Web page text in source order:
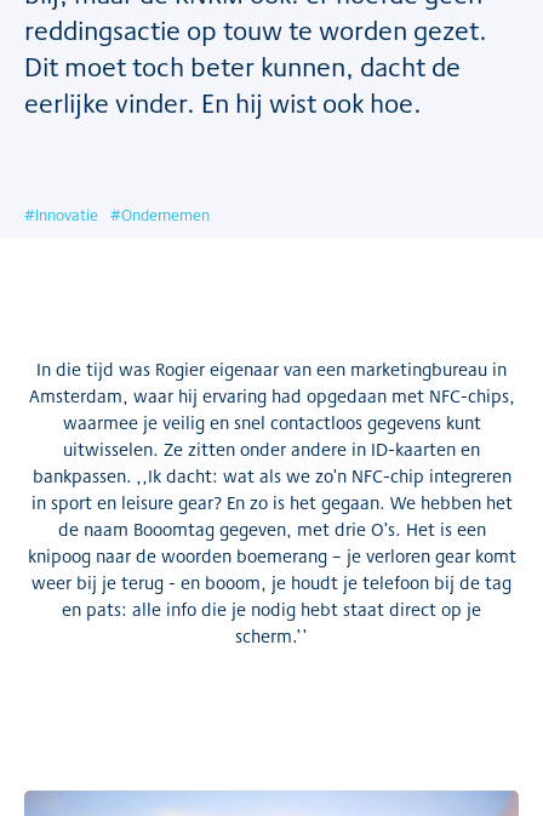
reddingsactie op touw te worden gezet.
Dit moet toch beter kunnen, dacht de
eerlijke vinder. En hij wist ook hoe.
#Innovatie #Ondernemen
In die tijd was Rogier eigenaar van een marketingbureau in
Amsterdam, waar hij ervaring had opgedaan met NFC-chips,
waarmee je veilig en snel contactloos gegevens kunt
uitwisselen. Ze zitten onder andere in ID-kaarten en
bankpassen. ,,Ik dacht: wat als we zo’n NFC-chip integreren
in sport en leisure gear? En zo is het gegaan. We hebben het
de naam Booomtag gegeven, met drie O’s. Het is een
knipoog naar de woorden boemerang – je verloren gear komt
weer bij je terug - en booom, je houdt je telefoon bij de tag
en pats: alle info die je nodig hebt staat direct op je
scherm.’’